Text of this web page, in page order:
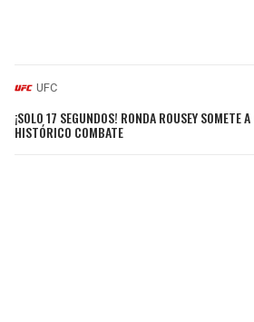
UFC
¡SOLO 17 SEGUNDOS! RONDA ROUSEY SOMETE
HISTÓRICO COMBATE